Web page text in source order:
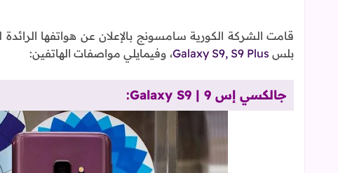
بلس Galaxy S9, S9 Plus، وفيمايلي مواصفات الهاتفين:
جالكسي إس 9 | Galaxy S9: